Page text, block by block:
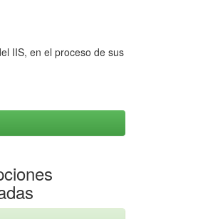
IIS, en el proceso de sus